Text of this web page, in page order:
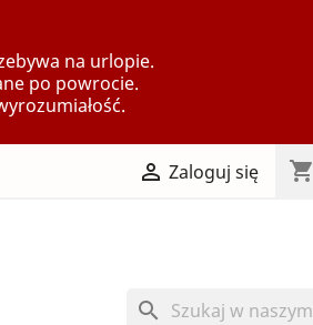
na urlopie.
po powrocie.
 Zaloguj się shopping_cart
search